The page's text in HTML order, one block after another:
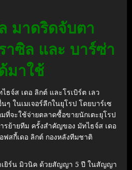
มาดริดจับตา
าซิล และ บาร์ซ่า
มาใช้
ธจ์ส เดอ ลิกต์ และโรเบิร์ต เลว
ๆ ในเมเจอร์ลีกในยุโรป โดยบาร์เซ
ที่จะใช้จ่ายตลาดซื้อขายนักเตะยุโรป
รย้ายทีม ครั้งสําคัญของ มัทไธจ์ส เดอ
ฟสกี้เดอ ลิกต์ กองหลังทีมชาติ
เยิร์น มิวนิค ด้วยสัญญา 5 ปี ในสัญญา